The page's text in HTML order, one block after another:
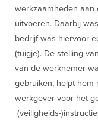
werkzaamheden aan
uitvoeren. Daarbij
bedrijf was hiervoor
(tuigje). De stelling
van de werknemer
gebruiken, helpt hem
werkgever voor het
(veiligheids-